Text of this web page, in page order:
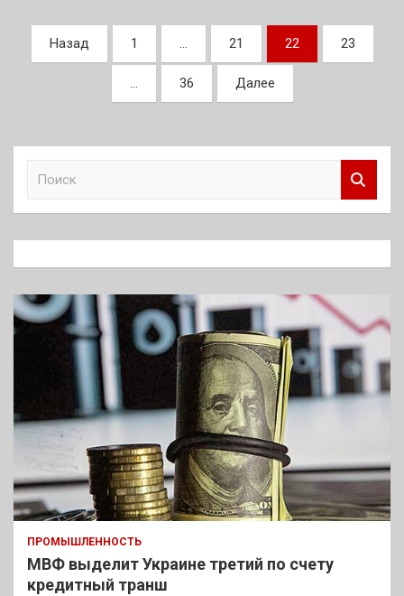
Пагинация
записей
Назад 1 … 21 22 23
… 36 Далее
к
ПРОМЫШЛЕННОСТЬ
МВФ выделит Украине третий по счету
кредитный транш